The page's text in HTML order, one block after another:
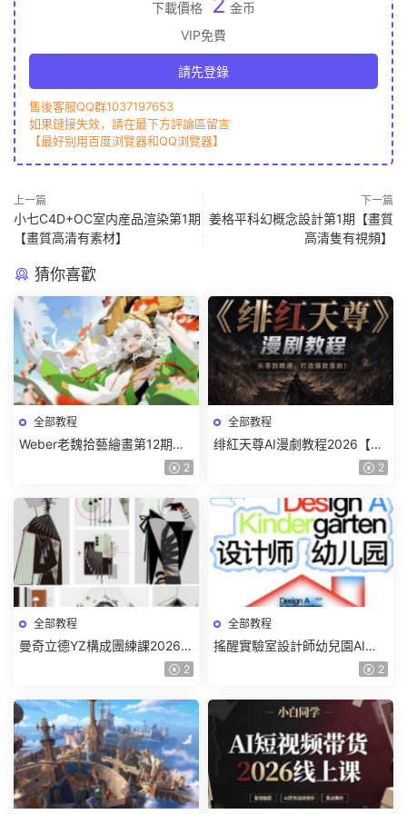
下載價格
金币
VIP免費
請先登錄
售後客服QQ群1037197653
如果鏈接失效，請在最下方評論區留言
【最好别用百度浏覽器和QQ浏覽器】
上一篇
小七C4D+OC室内産品渲染第1期
【畫質高清有素材】
下一篇
姜格平科幻概念設計第1期【畫質
高清隻有視頻】
猜你喜歡
全部教程
Weber老魏拾藝繪畫第12期角
色特訓班【畫質不錯隻有視
2
全部教程
绯紅天尊AI漫劇教程2026【畫
2
全部教程
曼奇立德YZ構成團練課2026年
8月已結課【畫質高清有課件】
2
全部教程
搖醒實驗室設計師幼兒園AI軟
件基礎課2025【畫質不錯有素
2